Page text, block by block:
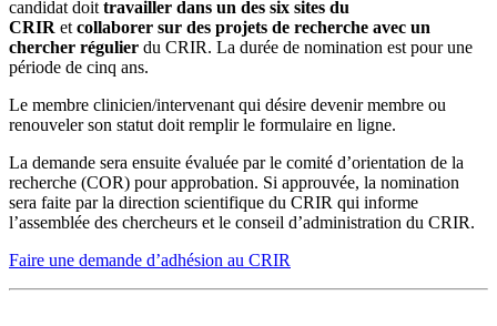
candidat doit travailler dans un des six sites du
CRIR et collaborer sur des projets de recherche avec un
chercher régulier du CRIR. La durée de nomination est pour une
période de cinq ans.
Le membre clinicien/intervenant qui désire devenir membre ou
renouveler son statut doit remplir le formulaire en ligne.
La demande sera ensuite évaluée par le comité d’orientation de la
recherche (COR) pour approbation. Si approuvée, la nomination
sera faite par la direction scientifique du CRIR qui informe
l’assemblée des chercheurs et le conseil d’administration du CRIR.
Faire une demande d’adhésion au CRIR